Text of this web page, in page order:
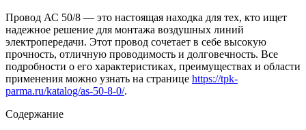
Провод АС 50/8 — это настоящая находка для тех, кто ищет
надежное решение для монтажа воздушных линий
электропередачи. Этот провод сочетает в себе высокую
прочность, отличную проводимость и долговечность. Все
подробности о его характеристиках, преимуществах и области
применения можно узнать на странице https://tpk-
parma.ru/katalog/as-50-8-0/.
Содержание